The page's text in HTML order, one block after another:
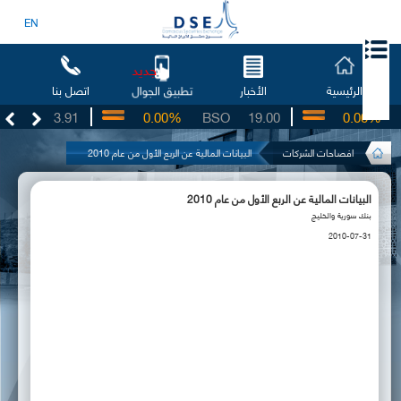
EN
الرئيسية الأخبار تطبيق الجوال
جديد
اتصل بنا
3.91
UG 19.00
BSO
0.00% 0.00%
افصاحات الشركات البيانات المالية عن الربع الأول من عام 2010
البيانات المالية عن الربع الأول من عام 2010
بنك سورية والخليج
2010-07-31